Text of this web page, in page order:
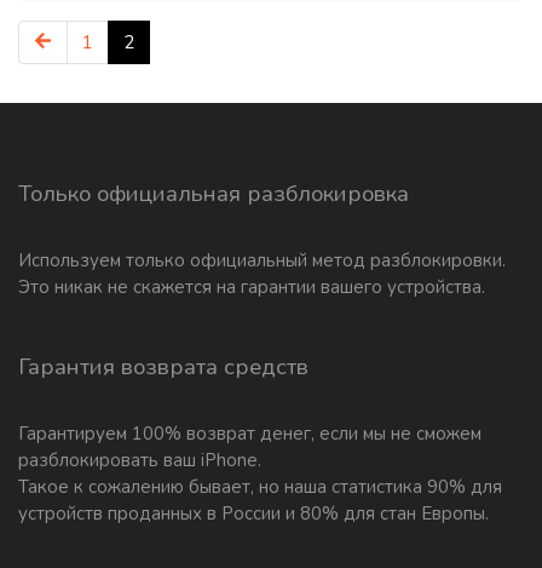
1 2
Только официальная разблокировка
Используем только официальный метод разблокировки.
Это никак не скажется на гарантии вашего устройства.
Гарантия возврата средств
Гарантируем 100% возврат денег, если мы не сможем
разблокировать ваш iPhone.
Такое к сожалению бывает, но наша статистика 90% для
устройств проданных в России и 80% для стан Европы.